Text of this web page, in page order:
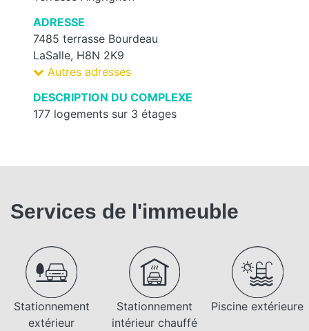
ADRESSE
7485 terrasse Bourdeau
LaSalle, H8N 2K9
Autres adresses
DESCRIPTION DU COMPLEXE
177 logements sur 3 étages
Services de l'immeuble
Stationnement
extérieur
Stationnement
intérieur chauffé
Piscine extérieure